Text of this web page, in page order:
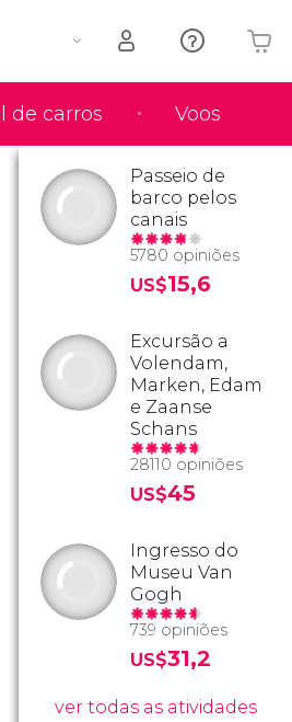
de carros Voos
O seu carrinho está vazio
Passeio de
barco pelos
canais
5780 opiniões
US$15,6
Excursão a
Volendam,
Marken, Edam
e Zaanse
Schans
28110 opiniões
US$45
Ingresso do
Museu Van
Gogh
739 opiniões
US$31,2
ver todas as atividades